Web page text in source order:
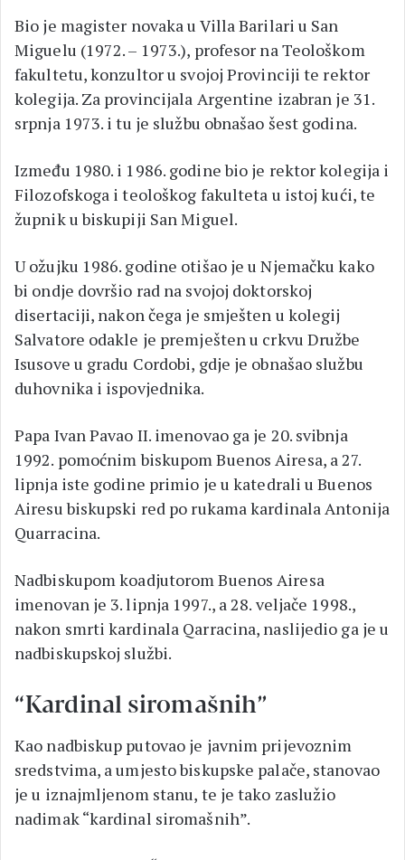
Bio je magister novaka u Villa Barilari u San
Miguelu (1972. – 1973.), profesor na Teološkom
fakultetu, konzultor u svojoj Provinciji te rektor
kolegija. Za provincijala Argentine izabran je 31.
srpnja 1973. i tu je službu obnašao šest godina.
Između 1980. i 1986. godine bio je rektor kolegija i
Filozofskoga i teološkog fakulteta u istoj kući, te
župnik u biskupiji San Miguel.
U ožujku 1986. godine otišao je u Njemačku kako
bi ondje dovršio rad na svojoj doktorskoj
disertaciji, nakon čega je smješten u kolegij
Salvatore odakle je premješten u crkvu Družbe
Isusove u gradu Cordobi, gdje je obnašao službu
duhovnika i ispovjednika.
Papa Ivan Pavao II. imenovao ga je 20. svibnja
1992. pomoćnim biskupom Buenos Airesa, a 27.
lipnja iste godine primio je u katedrali u Buenos
Airesu biskupski red po rukama kardinala Antonija
Quarracina.
Nadbiskupom koadjutorom Buenos Airesa
imenovan je 3. lipnja 1997., a 28. veljače 1998.,
nakon smrti kardinala Qarracina, naslijedio ga je u
nadbiskupskoj službi.
“Kardinal siromašnih”
Kao nadbiskup putovao je javnim prijevoznim
sredstvima, a umjesto biskupske palače, stanovao
je u iznajmljenom stanu, te je tako zaslužio
nadimak “kardinal siromašnih”.